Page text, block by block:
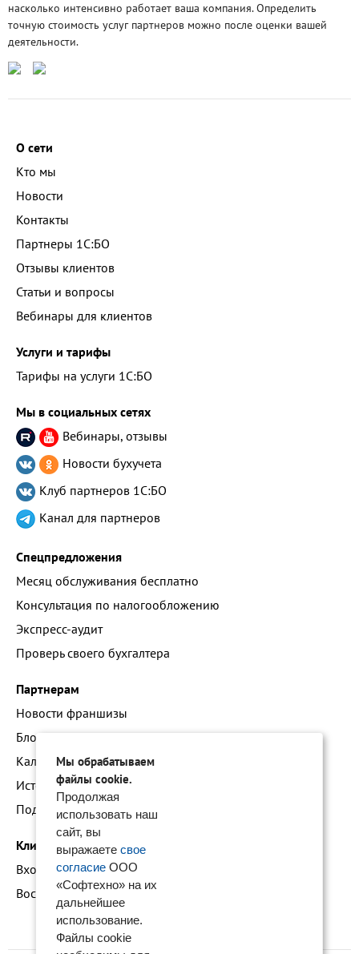
насколько интенсивно работает ваша компания. Определить
точную стоимость услуг партнеров можно после оценки вашей
деятельности.
О сети
Кто мы
Новости
Контакты
Партнеры 1С:БО
Отзывы клиентов
Статьи и вопросы
Вебинары для клиентов
Услуги и тарифы
Тарифы на услуги 1С:БО
Мы в социальных сетях
Вебинары, отзывы
Новости бухучета
Клуб партнеров 1С:БО
Канал для партнеров
Спецпредложения
Месяц обслуживания бесплатно
Консультация по налогообложению
Экспресс-аудит
Проверь своего бухгалтера
Партнерам
Новости франшизы
Блог про наши технологии
Календарь мероприятий
Истории успеха
Подать заявку на франшизу
Клиентам
Вход в личный кабинет
Восстановление доступа к сервису 1С:БО
Мы обрабатываем
файлы cookie.
Продолжая
использовать наш
сайт, вы
выражаете свое
согласиеООО
«Софтехно» на их
дальнейшее
использование.
Файлы cookie